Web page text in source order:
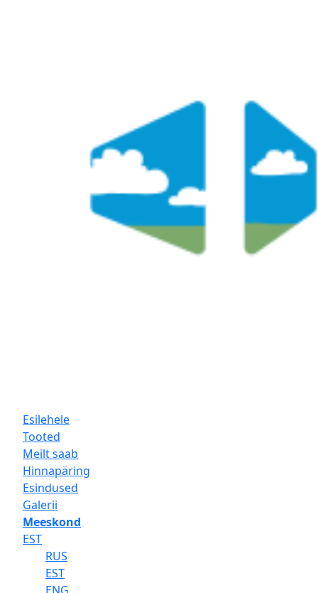
Esilehele
Tooted
Meilt saab
Hinnapäring
Esindused
Galerii
Meeskond
EST
RUS
EST